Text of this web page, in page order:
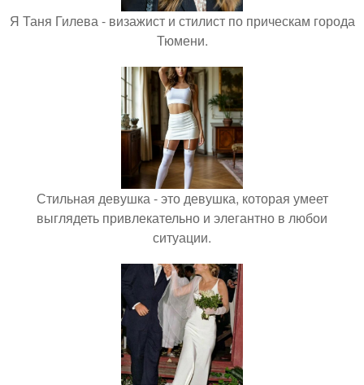
Я Таня Гилева - визажист и стилист по прическам города
Тюмени.
Стильная девушка - это девушка, которая умеет
выглядеть привлекательно и элегантно в любои
ситуации.